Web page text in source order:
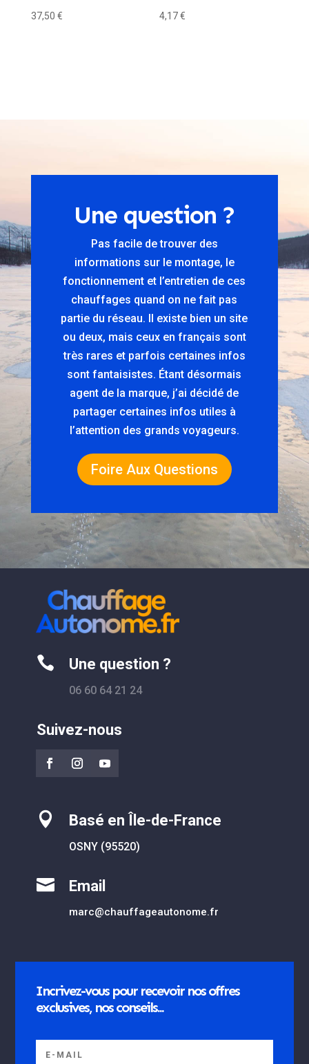
37,50 € 4,17€
Une question ?
Pas facile de trouver des
informations sur le montage, le
fonctionnement et l’entretien de ces
chauffages quand on ne fait pas
partie du réseau. Il existe bien un site
ou deux, mais ceux en français sont
très rares et parfois certaines infos
sont fantaisistes. Étant désormais
agent de la marque, j’ai décidé de
partager certaines infos utiles à
l’attention des grands voyageurs.
Foire Aux Questions
 Une question ?
06 60 64 21 24
Suivez-nous
 Basé en Île-de-France
OSNY (95520)
 Email
marc@chauffageautonome.fr
Incrivez-vous pour recevoir nos offres
exclusives, nos conseils...